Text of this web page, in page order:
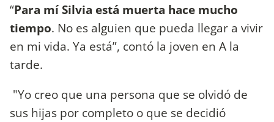
“Para mí Silvia está muerta hace mucho
tiempo. No es alguien que pueda llegar a vivir
en mi vida. Ya está”, contó la joven en A la
tarde.
"Yo creo que una persona que se olvidó de
sus hijas por completo o que se decidió